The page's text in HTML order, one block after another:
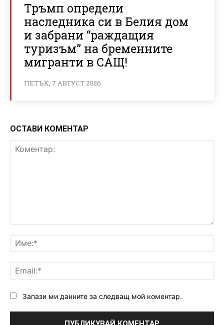
Тръмп определи
наследника си в Белия дом
и забрани “раждащия
туризъм” на бременните
мигранти в САЩ!
ПЕТЪК, 7 АВГУСТ 2026
ОСТАВИ КОМЕНТАР
Запази ми данните за следващ мой коментар.